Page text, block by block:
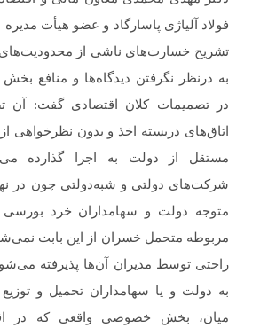
فولاد آلیاژی پاسارگاد و عضو هیأت
تشریح خسارت‌های ناشی از محدودیت‌های
به درنظر نگرفتن دیدگاه‌ها و منافع
در تصمیمات کلان اقتصادی گفت: آن
اتاق‌های دربسته اخذ و بدون نظرخواهی
مستقل از دولت به اجرا گذارده
شرکت‌های دولتی و شبه‌دولتی چون در
متوجه دولت و سهامداران خرد
مربوطه متحمل خسران از این بابت
راحتی توسط مدیران آن‌ها پذیرفته
به دولت و یا سهامداران تحمیل و
میان، بخش خصوصی واقعی که در